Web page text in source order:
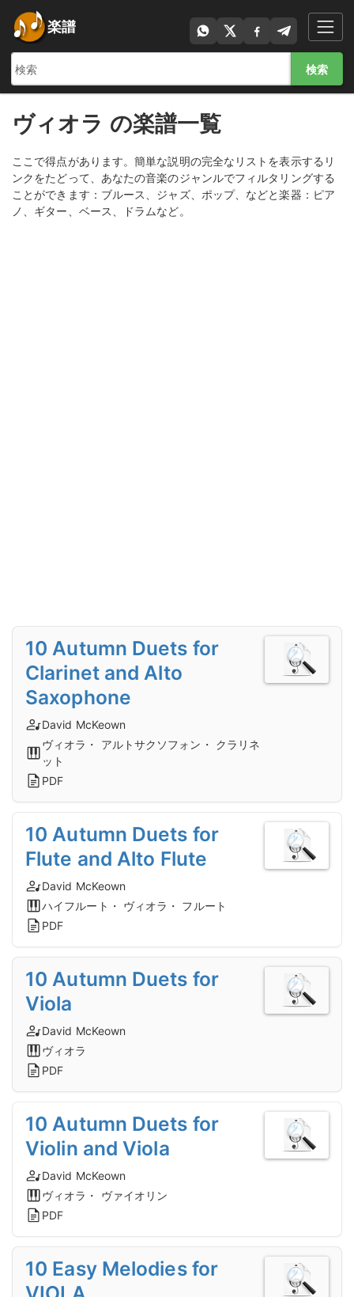
楽譜
検索
ヴィオラ の楽譜一覧
ここで得点があります。簡単な説明の完全なリストを表示するリ
ンクをたどって、あなたの音楽のジャンルでフィルタリングする
ことができます：ブルース、ジャズ、ポップ、などと楽器：ピア
ノ、ギター、ベース、ドラムなど。
10 Autumn Duets for
Clarinet and Alto
Saxophone
David McKeown
ヴィオラ・ アルトサクソフォン・ クラリネ
ット
PDF
10 Autumn Duets for
Flute and Alto Flute
David McKeown
ハイフルート・ ヴィオラ・ フルート
PDF
10 Autumn Duets for
Viola
David McKeown
ヴィオラ
PDF
10 Autumn Duets for
Violin and Viola
David McKeown
ヴィオラ・ ヴァイオリン
PDF
10 Easy Melodies for